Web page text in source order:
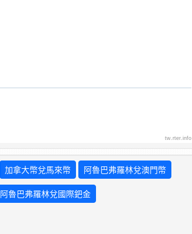
tw.rter.info
加拿大幣兌馬來幣 阿魯巴弗羅林兌澳門幣
阿魯巴弗羅林兌國際鈀金